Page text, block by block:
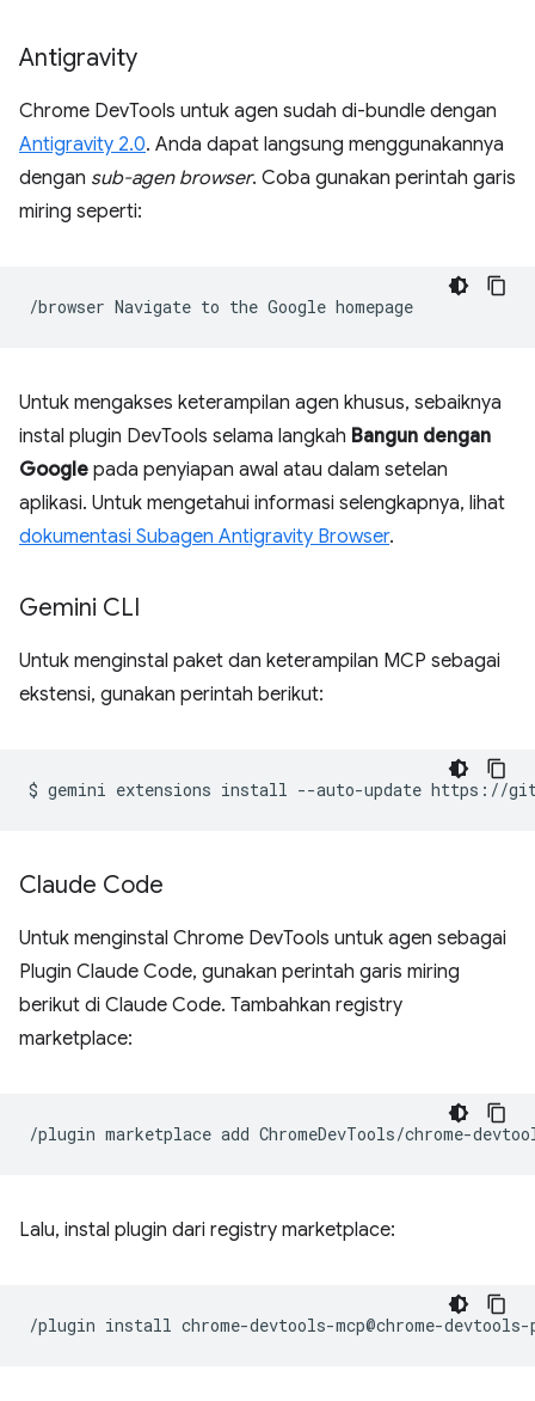
Antigravity
Chrome DevTools untuk agen sudah di-bundle dengan
Antigravity 2.0. Anda dapat langsung menggunakannya
dengan sub-agen browser. Coba gunakan perintah garis
miring seperti:
/browser Navigate to the Google
Untuk mengakses keterampilan agen khusus, sebaiknya
instal plugin DevTools selama langkah Bangun dengan
Google pada penyiapan awal atau dalam setelan
aplikasi. Untuk mengetahui informasi selengkapnya, lihat
dokumentasi Subagen Antigravity Browser.
Gemini CLI
Untuk menginstal paket dan keterampilan MCP sebagai
ekstensi, gunakan perintah berikut:
$ gemini extensions install --auto-update
Claude Code
Untuk menginstal Chrome DevTools untuk agen sebagai
Plugin Claude Code, gunakan perintah garis miring
berikut di Claude Code. Tambahkan registry
marketplace:
/plugin marketplace add
Lalu, instal plugin dari registry marketplace:
/plugin install